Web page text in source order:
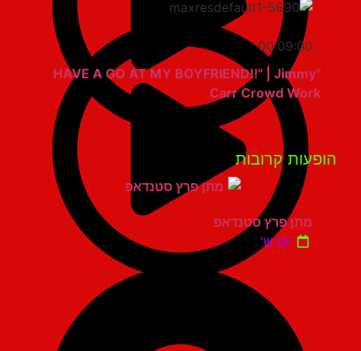
00:09:00
"HAVE A GO AT MY BOYFRIEND!!" | Jimmy
Carr Crowd Work
קרובות
מתן פרץ סטנדאפ
יום ש'